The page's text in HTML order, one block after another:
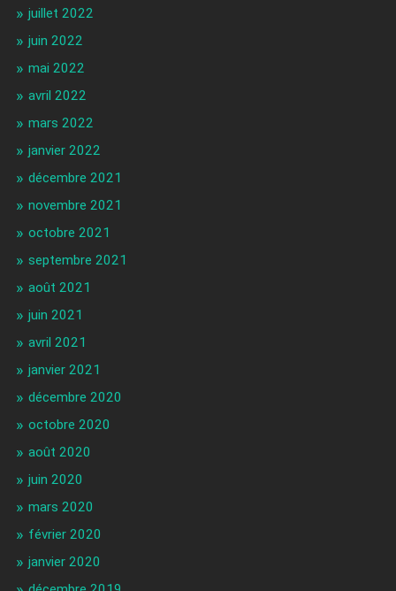
juillet 2022
juin 2022
mai 2022
avril 2022
mars 2022
janvier 2022
décembre 2021
novembre 2021
octobre 2021
septembre 2021
août 2021
juin 2021
avril 2021
janvier 2021
décembre 2020
octobre 2020
août 2020
juin 2020
mars 2020
février 2020
janvier 2020